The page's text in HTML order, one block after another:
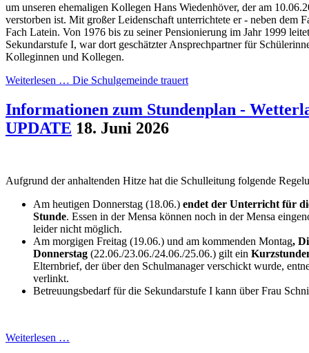
um unseren ehemaligen Kollegen Hans Wiedenhöver, der am
verstorben ist. Mit großer Leidenschaft unterrichtete er - neben dem
Fach Latein. Von 1976 bis zu seiner Pensionierung im Jahr 1999
Sekundarstufe I, war dort geschätzter Ansprechpartner für
Kolleginnen und Kollegen.
Weiterlesen … Die Schulgemeinde trauert
Informationen zum Stundenplan -
UPDATE 18. Juni 2026
Aufgrund der anhaltenden Hitze hat die Schulleitung folgende
Am heutigen Donnerstag (18.06.) endet der Unterricht für
Stunde. Essen in der Mensa können noch in der Mensa
leider nicht möglich.
Am morgigen Freitag (19.06.) und am kommenden Montag,
Donnerstag (22.06./23.06./24.06./25.06.) gilt ein
Elternbrief, der über den Schulmanager verschickt wurde,
verlinkt.
Betreuungsbedarf für die Sekundarstufe I kann über Frau
Weiterlesen …